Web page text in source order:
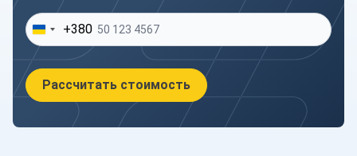
Ваш телефон*
+380
Рассчитать стоимость